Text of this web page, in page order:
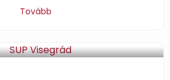
Tovább